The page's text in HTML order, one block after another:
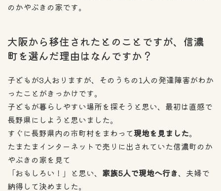
のかやぶきの家です。
大阪から移住されたとのことですが、信濃
町を選んだ理由はなんですか？
子どもが3人おりますが、そのうちの1人の発達障害がわか
ったことがきっかけです。
子どもが暮らしやすい場所を探そうと思い、最初は直感で
長野県にしようと思いました。
すぐに長野県内の市町村をまわって現地を見ました。
たまたまインターネットで売りに出されていた信濃町のか
やぶきの家を見て
「おもしろい！」と思い、 家族5人で現地へ行き、夫婦で
納得して決めました。